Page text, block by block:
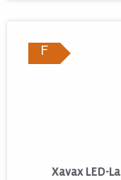
F
Xavax LED-